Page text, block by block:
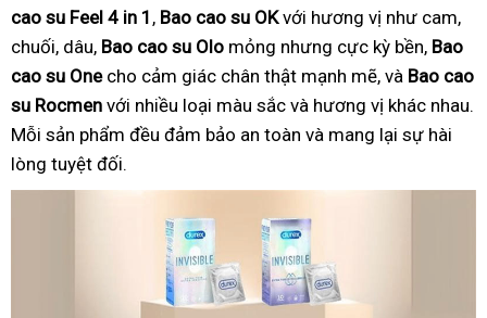
cao su Feel 4 in 1 , Bao cao su OKvới hương vị như cam,
chuối, dâu, Bao cao su Olo mỏng nhưng cực kỳ bền, Bao
cao su Onecho cảm giác chân thật mạnh mẽ, và Bao cao
su Rocmen với nhiều loại màu sắc và hương vị khác nhau.
Mỗi sản phẩm đều đảm bảo an toàn và mang lại sự hài
lòng tuyệt đối.